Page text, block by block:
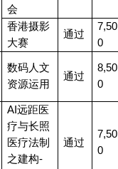
会
香港摄影
大赛
通过
7,50
0
数码人文
资源运用
通过
8,50
0
AI 远距医
疗与长照
医疗法制
之建构-
通过
7,50
0